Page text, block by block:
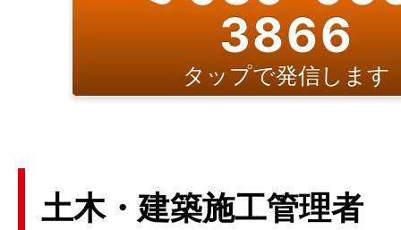
3866
タップで発信します
土木・建築施工管理者